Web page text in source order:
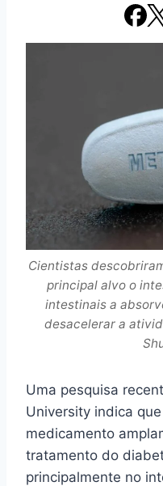
Cientistas
principal alvo o
intestinais a
desacelerar a
Uma pesquisa
University indica
medicamento
tratamento do
principalmente no